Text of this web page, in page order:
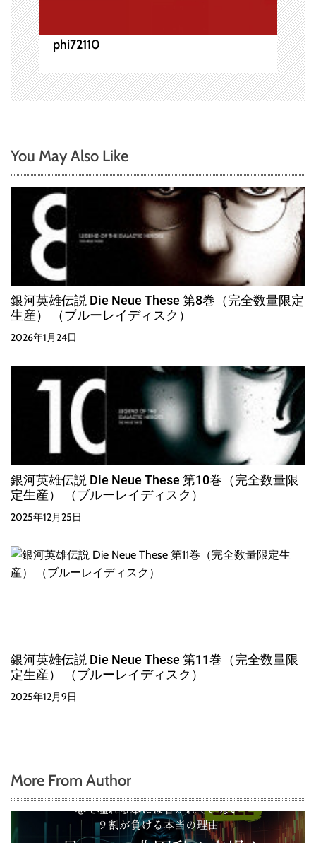
phi72110
You May Also Like
銀河英雄伝説 Die Neue These 第8巻（完全数量限定
生産） （ブルーレイディスク）
2026年1月24日
銀河英雄伝説 Die Neue These 第10巻（完全数量限
定生産） （ブルーレイディスク）
2025年12月25日
銀河英雄伝説 Die Neue These 第11巻（完全数量限
定生産） （ブルーレイディスク）
2025年12月9日
More From Author